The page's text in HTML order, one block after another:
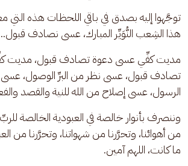
توجَّهوا إليه بصدق في باقي اللحظات هذه التي
هذا الشِعب النُّوَيِّر المبارك، عسى نصادف قبول..
مديت كفِّي عسى دعوة تصادف قبول، مديت
تصادف قبول، عسى نظر من البرِّ الوصول، عسى
الرسول، عسى إصلاح من الله للنية والقصد
وننصرف بأنوار خالصة في العبودية الخالصة
من أهوائنا، وتحرَّرنا من شهواتنا، وتحرَّرنا من
ما كانت، اللهم آمين.